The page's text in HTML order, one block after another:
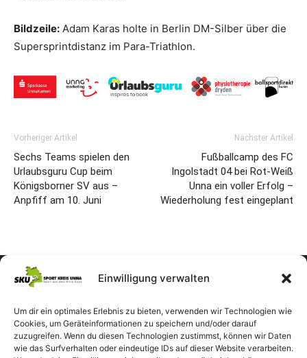
Einwilligung verwalten
Um dir ein optimales Erlebnis zu bieten, verwenden wir Technologien wie
Cookies, um Geräteinformationen zu speichern und/oder darauf
zuzugreifen. Wenn du diesen Technologien zustimmst, können wir Daten
wie das Surfverhalten oder eindeutige IDs auf dieser Website verarbeiten.
Bildzeile: Adam Karas holte in Berlin DM-Silber über die
Supersprintdistanz im Para-Triathlon.
Vorheriger Artikel
Sechs Teams spielen den
Urlaubsguru Cup beim
Königsborner SV aus –
Anpfiff am 10. Juni
Nächster Artikel
Fußballcamp des FC
Ingolstadt 04 bei Rot-Weiß
Unna ein voller Erfolg –
Wiederholung fest eingeplant